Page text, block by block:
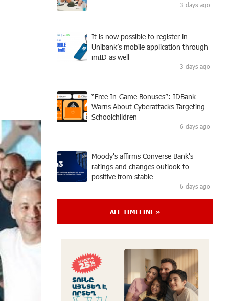
3 days ago
It is now possible to register in
Unibank’s mobile application through
imID as well
3 days ago
“Free In-Game Bonuses”: IDBank
Warns About Cyberattacks Targeting
Schoolchildren
6 days ago
Moody's affirms Converse Bank's
ratings and changes outlook to
positive from stable
6 days ago
New Achievements in Europe:
"Armenian Virtuosos" Scholarship
6 days ago
Rate.Trading Platform at Seaside
Startup Summit: IDBank Introduces
ALL TIMELINE »